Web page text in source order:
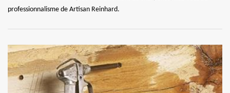
professionnalisme de Artisan Reinhard.